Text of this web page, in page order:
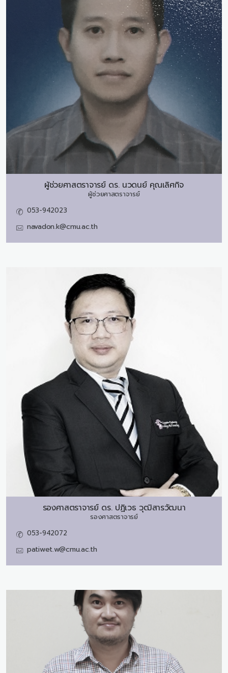
ผู้ช่วยศาสตราจารย์ ดร. นวดนย์ คุณเลิศกิจ
ผู้ช่วยศาสตราจารย์
053-942023
navadon.k@cmu.ac.th
รองศาสตราจารย์ ดร. ปฏิเวธ วุฒิสารวัฒนา
รองศาสตราจารย์
053-942072
patiwet.w@cmu.ac.th